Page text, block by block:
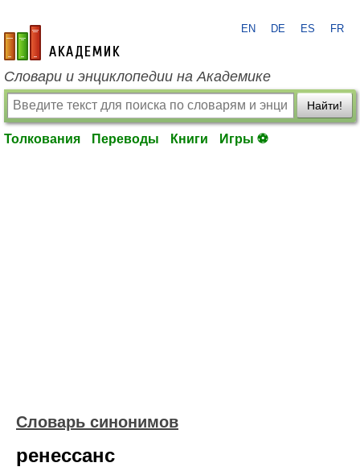
academic.ru
EN DE ES FR
Словари и энциклопедии на Академике
Найти!
Толкования Переводы Книги Игры ⚽
Словарь синонимов
ренессанс